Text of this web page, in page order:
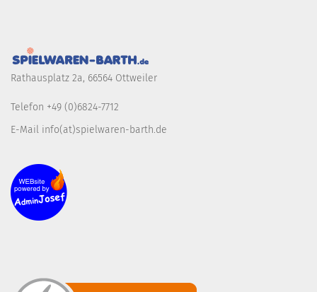
Rathausplatz 2a, 66564 Ottweiler
Telefon +49 (0)6824-7712
E-Mail info(at)spielwaren-barth.de